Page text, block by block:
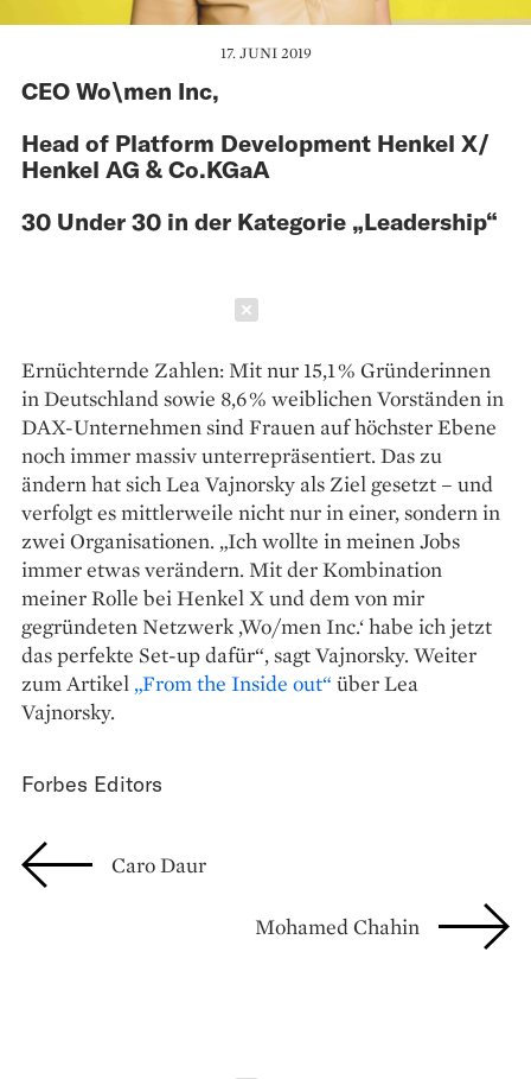
17. JUNI 2019
CEO Wo\men Inc,
Head of Platform Development Henkel X/
Henkel AG & Co.KGaA
30 Under 30 in der Kategorie „Leadership“
Ernüchternde Zahlen: Mit nur 15,1 % ­Gründerinnen
in Deutschland sowie 8,6 % weiblichen Vorständen in
DAX-Unternehmen sind Frauen auf höchster Ebene
noch immer ­massiv unterrepräsentiert. Das zu
ändern hat sich Lea Vajnorsky als Ziel gesetzt – und
verfolgt es ­mittlerweile nicht nur in einer, sondern in
zwei Organisationen. „Ich wollte in meinen Jobs
immer etwas verändern. Mit der Kombination
meiner ­Rolle bei Henkel X und dem von mir
gegründeten Netzwerk ‚Wo/men Inc.‘ habe ich jetzt
das perfekte Set-up ­dafür“, sagt Vajnorsky. Weiter
zum Artikel „From the Inside out“ über Lea
Vajnorsky.
Forbes Editors
Caro Daur
Mohamed Chahin